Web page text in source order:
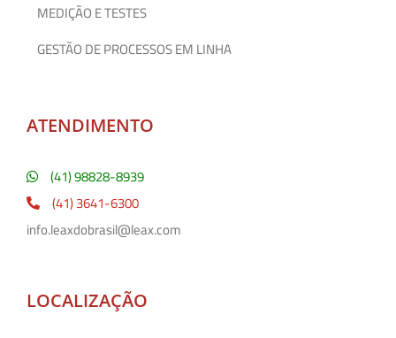
MEDIÇÃO E TESTES
GESTÃO DE PROCESSOS EM LINHA
ATENDIMENTO
(41) 98828-8939
(41) 3641-6300
info.leaxdobrasil@leax.com
LOCALIZAÇÃO